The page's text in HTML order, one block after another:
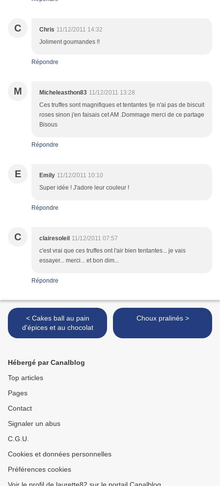
C Chris 11/12/2011 14:32
Joliment goumandes !!
Répondre
M Micheleasthon83 11/12/2011 13:28
Ces truffes sont magnifiques et tentantes !je n'ai pas de biscuit
roses sinon j'en faisais cet AM .Dommage merci de ce partage
Bisous
Répondre
E Emily 11/12/2011 10:10
Super idée ! J'adore leur couleur !
Répondre
C clairesoleil 11/12/2011 07:57
c'est vrai que ces truffes ont l'air bien tentantes... je vais
essayer... merci... et bon dim...
Répondre
< Cakes ball au pain
d'épices et au chocolat
Choux pralinés >
Hébergé par Canalblog
Top articles
Pages
Contact
Signaler un abus
C.G.U.
Cookies et données personnelles
Préférences cookies